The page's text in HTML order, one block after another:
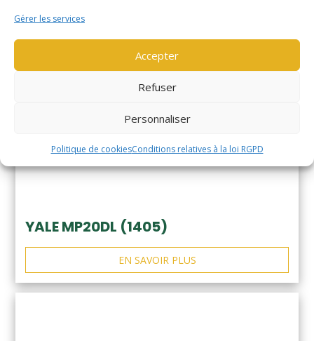
Gérer les services
Accepter
Refuser
Personnaliser
Politique de cookiesConditions relatives à la loi RGPD
YALE MP20DL (1405)
EN SAVOIR PLUS